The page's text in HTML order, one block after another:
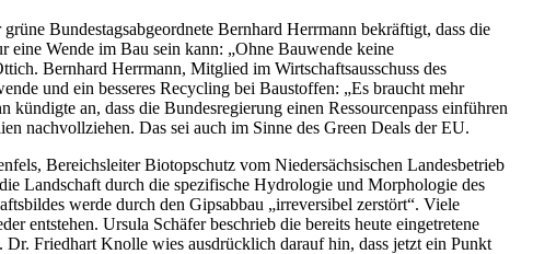
Bundestagsabgeordnete Bernhard Herrmann bekräftigt, dass die
Wende im Bau sein kann: „Ohne Bauwende keine
Bernhard Herrmann, Mitglied im Wirtschaftsausschuss des
und ein besseres Recycling bei Baustoffen: „Es braucht mehr
an, dass die Bundesregierung einen Ressourcenpass einführen
nachvollziehen. Das sei auch im Sinne des Green Deals der EU.
Bereichsleiter Biotopschutz vom Niedersächsischen Landesbetrieb
Landschaft durch die spezifische Hydrologie und Morphologie des
werde durch den Gipsabbau „irreversibel zerstört“. Viele
entstehen. Ursula Schäfer beschrieb die bereits heute eingetretene
Friedhart Knolle wies ausdrücklich darauf hin, dass jetzt ein Punkt